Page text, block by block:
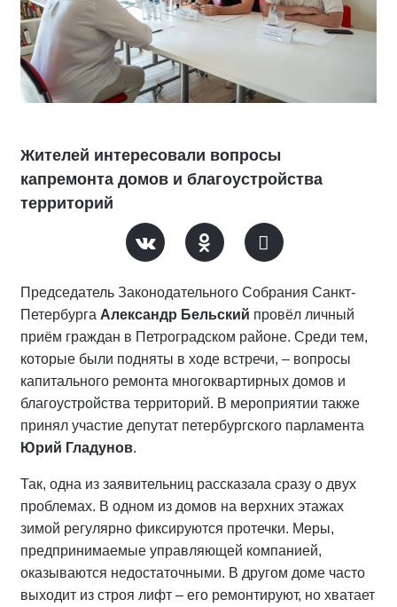
Жителей интересовали вопросы
капремонта домов и благоустройства
территорий
Председатель Законодательного Собрания Санкт-
Петербурга Александр Бельский провёл личный
приём граждан в Петроградском районе. Среди тем,
которые были подняты в ходе встречи, – вопросы
капитального ремонта многоквартирных домов и
благоустройства территорий. В мероприятии также
принял участие депутат петербургского парламента
Юрий Гладунов.
Так, одна из заявительниц рассказала сразу о двух
проблемах. В одном из домов на верхних этажах
зимой регулярно фиксируются протечки. Меры,
предпринимаемые управляющей компанией,
оказываются недостаточными. В другом доме часто
выходит из строя лифт – его ремонтируют, но хватает